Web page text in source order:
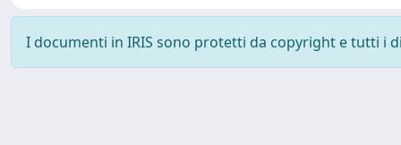
I documenti in IRIS sono protetti da copyright e tutti i